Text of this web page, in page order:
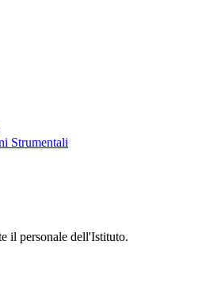
Strumentali
il personale dell'Istituto.